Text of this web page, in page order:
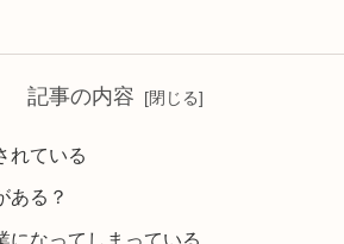
記事の内容
れている
ある？
になってしまっている